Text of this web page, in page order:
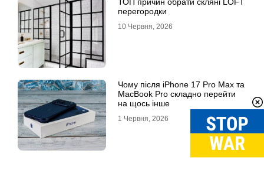
ТОП причин обрати скляні LOFT
перегородки
10 Червня, 2026
Чому після iPhone 17 Pro Max та
MacBook Pro складно перейти
на щось інше
1 Червня, 2026